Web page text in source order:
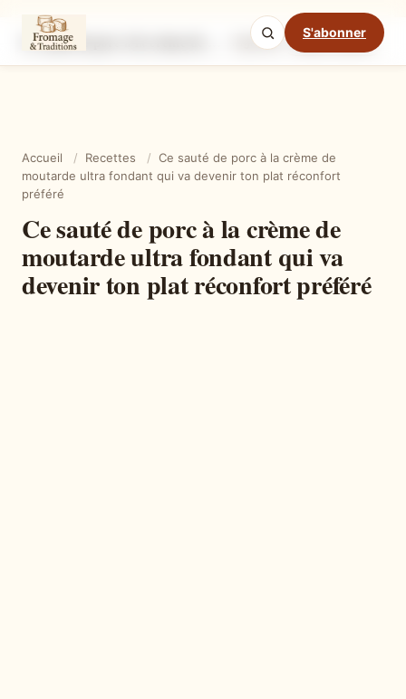
S'abonner
Ingrédients Étapes
Mode cuisine
Accueil / Recettes / Ce sauté de porc à la crème de
moutarde ultra fondant qui va devenir ton plat réconfort
préféré
Ce sauté de porc à la crème de
moutarde ultra fondant qui va
devenir ton plat réconfort préféré